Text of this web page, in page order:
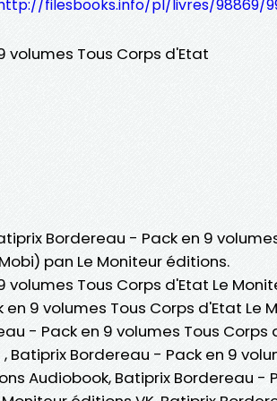
filesbooks.info/pl/livres/98869/
volumes Tous Corps d'Etat
Bordereau - Pack en 9
pan Le Moniteur éditions.
volumes Tous Corps d'Etat Le
en 9 volumes Tous Corps d'Etat Le
- Pack en 9 volumes Tous Corps
Batiprix Bordereau - Pack en 9
Audiobook, Batiprix Bordereau -